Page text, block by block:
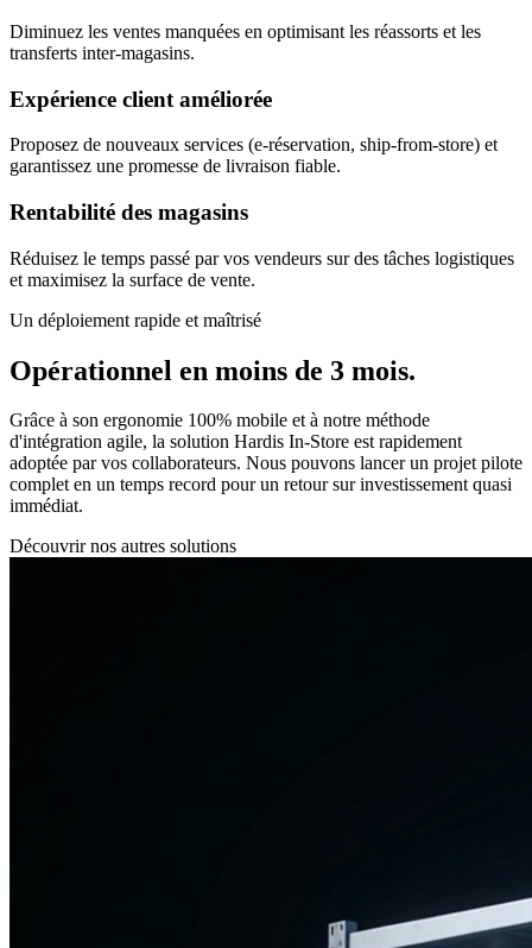
Diminuez les ventes manquées en optimisant les réassorts et les
transferts inter-magasins.
Expérience client améliorée
Proposez de nouveaux services (e-réservation, ship-from-store) et
garantissez une promesse de livraison fiable.
Rentabilité des magasins
Réduisez le temps passé par vos vendeurs sur des tâches logistiques
et maximisez la surface de vente.
Un déploiement rapide et maîtrisé
Opérationnel en moins de 3 mois.
Grâce à son ergonomie 100% mobile et à notre méthode
d'intégration agile, la solution Hardis In-Store est rapidement
adoptée par vos collaborateurs. Nous pouvons lancer un projet pilote
complet en un temps record pour un retour sur investissement quasi
immédiat.
Découvrir nos autres solutions